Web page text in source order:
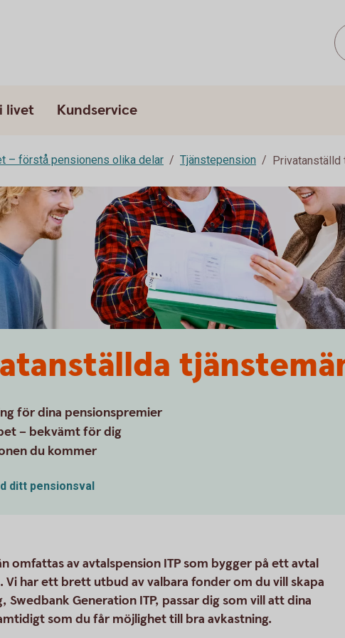
livet Kundservice
– förstå pensionens olika delar Tjänstepension Privatanställd
för dina pensionspremier
– bekvämt för dig
du kommer
ditt pensionsval
omfattas av avtalspension ITP som bygger på ett avtal
Vi har ett brett utbud av valbara fonder om du vill skapa
Generation ITP, passar dig som vill att dina
som du får möjlighet till bra avkastning.